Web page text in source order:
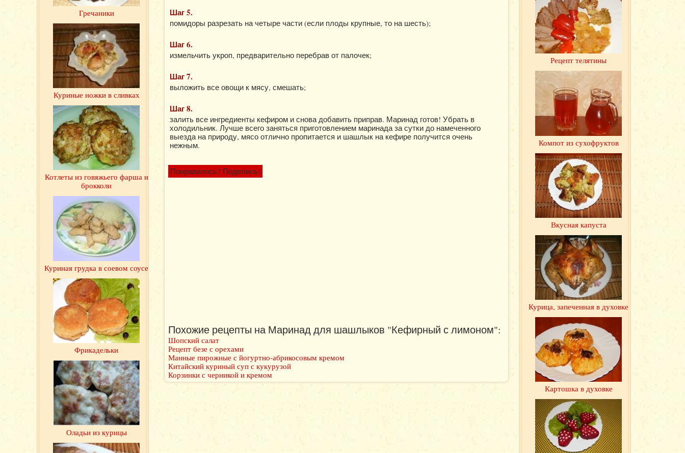
Шаг 5.
помидоры разрезать на четыре части (если плоды крупные, то на шесть);
Шаг 6.
измельчить укроп, предварительно перебрав от палочек;
Шаг 7.
выложить все овощи к мясу, смешать;
Шаг 8.
залить все ингредиенты кефиром и снова добавить приправ. Маринад готов! Убрать в
холодильник. Лучше всего заняться приготовлением маринада за сутки до намеченного
выезда на природу, мясо отлично пропитается и шашлык на кефире получится очень
нежным.
Понравилось? Поделись!
Похожие рецепты на Маринад для шашлыков "Кефирный с лимоном":
Шопский салат
Рецепт безе с орехами
Манные пирожные с йогуртно-абрикосовым кремом
Китайский куриный суп с кукурузой
Корзинки с черникой и кремом
Гречаники
Куриные ножки в сливках
Котлеты из говяжьего фарша и
брокколи
Куриная грудка в соевом соусе
Фрикадельки
Оладьи из курицы
Рецепт телятины
Компот из сухофруктов
Вкусная капуста
Курица, запеченная в духовке
Картошка в духовке